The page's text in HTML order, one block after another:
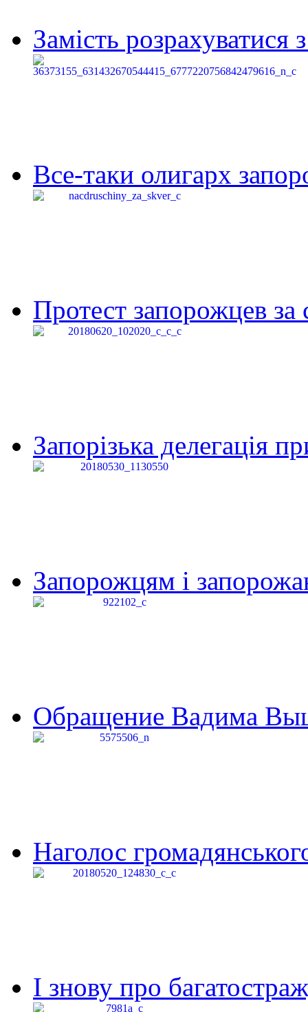
Замість
Все-таки олигарх
Протест запорожцев за
Запорізька делегація
Запорожцям і
Обращение Вадима
Наголос
І знову про